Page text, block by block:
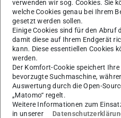
Der Index ermöglicht einen
zu heterogenen Materialien der
Katalog
TUfindbisher nicht
seiner letzten Ausbaustufe
auf möglichst alle an der
Medien bieten und
Zugang zu den digitalen
des neu etablierten
Bibliothek aufgebaut wurden.
verwenden wir sog. Cookies. Sie
welche Cookies genau bei Ihrem
gesetzt werden sollen.
Einige Cookies sind für den Abruf
damit diese auf Ihrem Endgerät
kann. Diese essentiellen Cookies
werden.
Der Komfort-Cookie speichert
bevorzugte Suchmaschine,
Auswertung durch die Open-
„Matomo“ regelt.
Weitere Informationen zum
in unserer